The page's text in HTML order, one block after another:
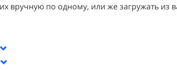
вручную по одному, или же загружать из